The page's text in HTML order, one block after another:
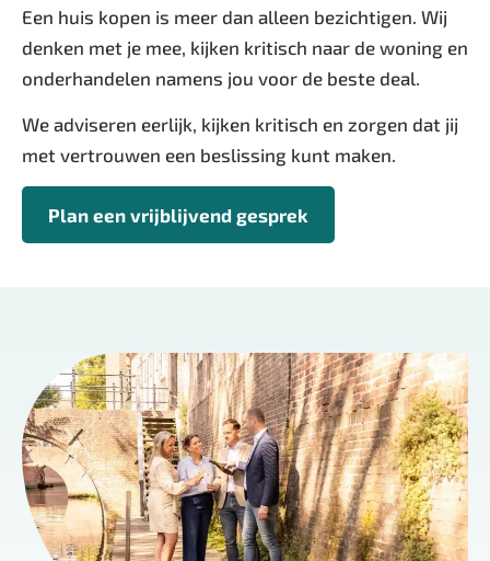
Een huis kopen is meer dan alleen bezichtigen. Wij
denken met je mee, kijken kritisch naar de woning en
onderhandelen namens jou voor de beste deal.
We adviseren eerlijk, kijken kritisch en zorgen dat jij
met vertrouwen een beslissing kunt maken.
Plan een vrijblijvend gesprek